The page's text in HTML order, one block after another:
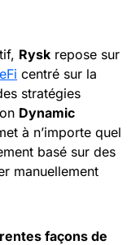
Rysk repose sur
centré sur la
stratégies
Dynamic
à n’importe quel
basé sur des
manuellement
façons de